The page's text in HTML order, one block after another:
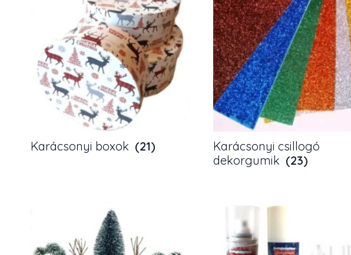
Karácsonyi boxok (21)
Karácsonyi csillogó
dekorgumik (23)